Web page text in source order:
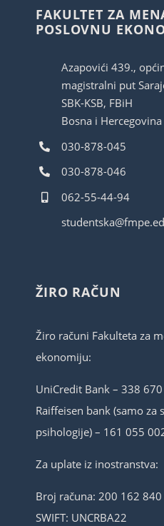
FAKULTET ZA
POSLOVNU
Azapovići 439.,
magistralni put
SBK-KSB, FBiH
Bosna i Hercegovina
030-878-045
030-878-046
062-55-44-94
ŽIRO RAČUN
Žiro računi Fakulteta za
ekonomiju:
UniCredit Bank – 338
Raiffeisen bank (samo za
psihologije) – 161 055
Za uplate iz inostranstva:
Broj računa: 200 162 840
SWIFT: UNCRBA22